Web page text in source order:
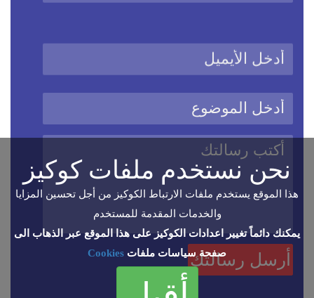
نحن نستخدم ملفات كوكيز
هذا الموقع يستخدم ملفات الارتباط الكوكيز من أجل تحسين المزايا
والخدمات المقدمة للمستخدم
يمكنك دائماً تغيير اعدادات الكوكيز على هذا الموقع عبر الذهاب الى
صفحة سياسات ملفات Cookies